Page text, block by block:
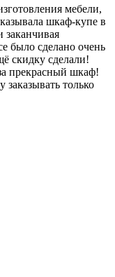
мебели,
шкаф-купе в
заканчивая
было сделано очень
скидку сделали!
прекрасный шкаф!
заказывать только